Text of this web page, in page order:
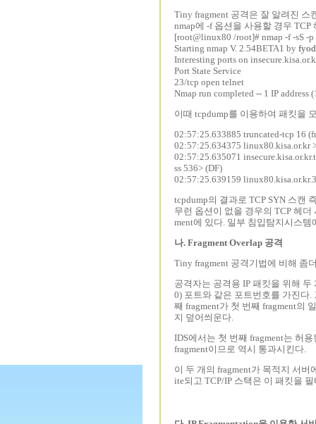
Tiny fragment 공격은 잘 알려진 스
nmap에 -f 옵션을 사용할 경우
[root@linux80 /root]# nmap -f -sS -
Starting nmap V. 2.54BETA1 by
Interesting ports on
Port State Service
23/tcp open telnet
Nmap run completed -- 1 IP address
이때 tcpdump를 이용하여 패킷을
02:57:25.633885 truncated-tcp 16
02:57:25.634375 linux80.kisa.or.kr
02:57:25.635071
ss 536> (DF)
02:57:25.639159
tcpdump의 결과로 TCP SYN 스캔
무런 옵션이 없을 경우의 TCP 헤
ment에 있다. 일부 침입탐지시스
나. Fragment Overlap 공격
Tiny fragment 공격기법에 비해 좀
공격자는 공격용 IP 패킷을 위해
0) 포트와 같은 포트번호를 가진다.
째 fragment가 첫 번째 fragment의
지 덮어씌운다.
IDS에서는 첫 번째 fragment는 허
fragment이므로 역시 통과시킨다.
이 두 개의 fragment가 목적지 서
ite되고 TCP/IP 스택은 이 패킷을